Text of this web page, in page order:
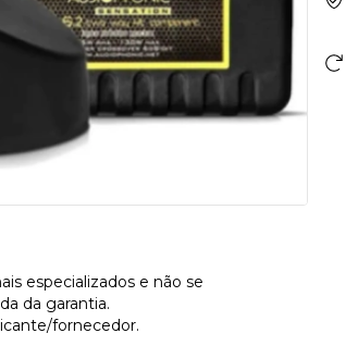
especializados e não se
da garantia.
fornecedor.